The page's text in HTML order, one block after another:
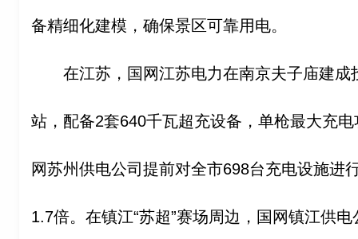
备精细化建模，确保景区可靠用电。
在江苏，国网江苏电力在南京夫子庙建
站，配备2套640千瓦超充设备，单枪最大充
网苏州供电公司提前对全市698台充电设施进
1.7倍。在镇江“苏超”赛场周边，国网镇江供